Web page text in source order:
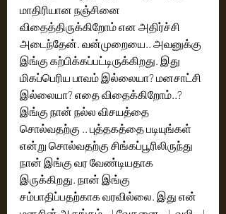
மாதிரியான நஞ்சினை
விதைத்திருக்கிறோம் என அதிர்ச்சி
அடைந்தேன். வன்முறையை.. அவனுக்கு
இங்கு கற்பிக்கப்பட்டிருக்கிறது. இது
மிகப்பெரிய பாவம் இல்லையா? மனசாட்சி
இல்லையா? எதை விதைக்கிறோம்..?
இங்கு நான் நல்ல விசயத்தை
சொல்வதற்கு .. புத்தகத்தை படியுங்கள்
என்று சொல்வதற்கு சிங்கப்பூரிலிருந்து
நான் இங்கு வர வேண்டியதாக
இருக்கிறது. நான் இங்கு
சம்பாதிப்பதற்காக வரவில்லை. இது என்